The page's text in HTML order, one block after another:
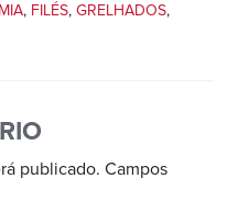
, FILÉS, GRELHADOS,
publicado. Campos